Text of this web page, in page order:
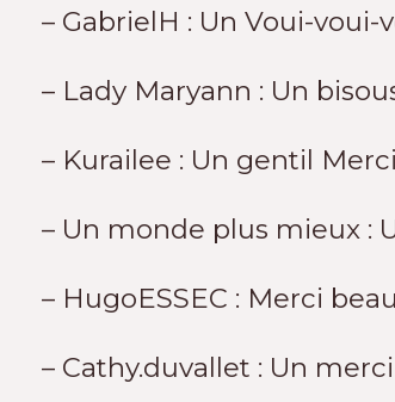
– GabrielH : Un Voui-voui-
– Lady Maryann : Un
– Kurailee : Un gentil
– Un monde plus mieux :
– HugoESSEC : Merci
– Cathy.duvallet : Un